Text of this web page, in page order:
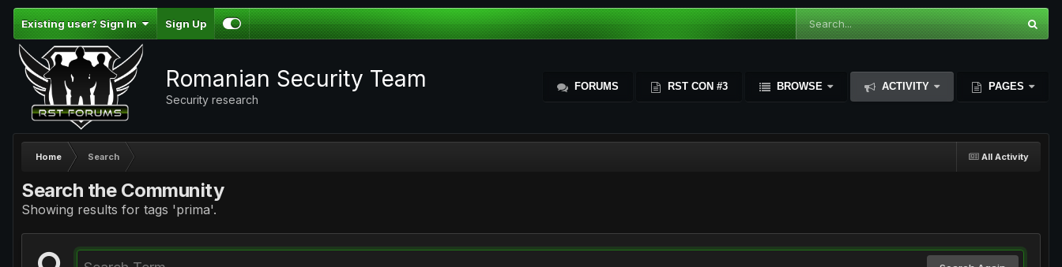
Existing user? Sign In Sign Up
Romanian Security Team
Security research
FORUMS RST CON #3 BROWSE ACTIVITY PAGES
All Activity
Home Search
Search the Community
Showing results for tags 'prima'.